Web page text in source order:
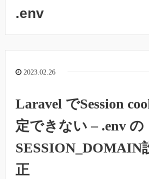
.env
2023.02.26
Laravel でSession
定できない – .env の
SESSION_DOMAIN
正